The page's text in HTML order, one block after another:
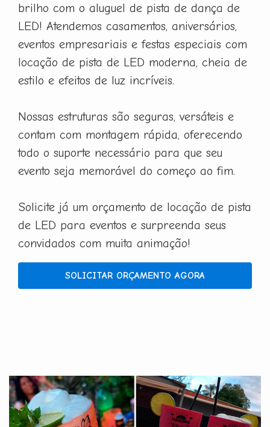
brilho com o aluguel de pista de dança de
LED! Atendemos casamentos, aniversários,
eventos empresariais e festas especiais com
locação de pista de LED moderna, cheia de
estilo e efeitos de luz incríveis.
Nossas estruturas são seguras, versáteis e
contam com montagem rápida, oferecendo
todo o suporte necessário para que seu
evento seja memorável do começo ao fim.
Solicite já um orçamento de locação de pista
de LED para eventos e surpreenda seus
convidados com muita animação!
SOLICITAR ORÇAMENTO AGORA